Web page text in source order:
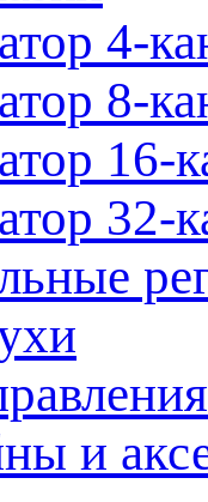
4-
8-
16-
32-
и